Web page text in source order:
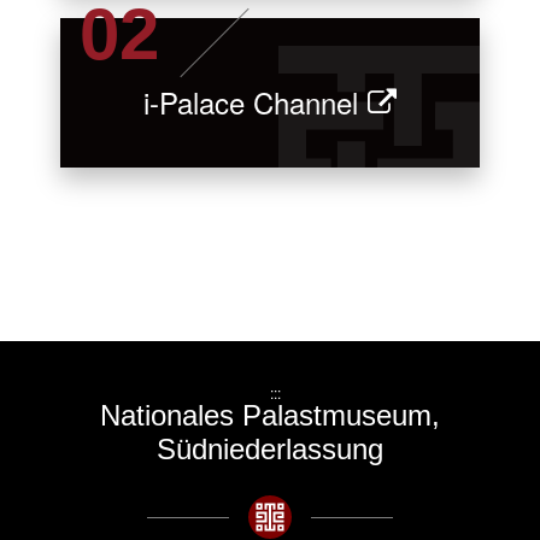
i-Palace Channel
:::
Nationales Palastmuseum,
Südniederlassung